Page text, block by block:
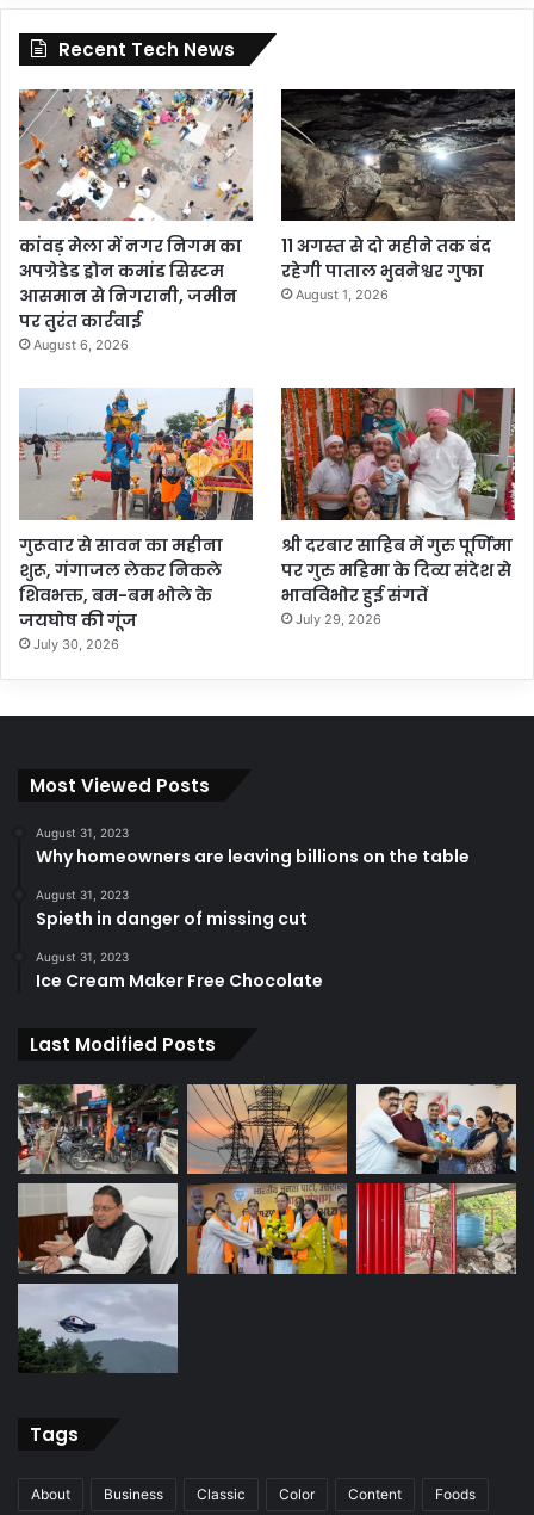
Recent Tech News
कांवड़ मेला में नगर निगम का
अपग्रेडेड ड्रोन कमांड सिस्टम
आसमान से निगरानी, जमीन
पर तुरंत कार्रवाई
August 6, 2026
11 अगस्त से दो महीने तक बंद
रहेगी पाताल भुवनेश्वर गुफा
August 1, 2026
गुरूवार से सावन का महीना
शुरू, गंगाजल लेकर निकले
शिवभक्त, बम-बम भोले के
जयघोष की गूंज
July 30, 2026
श्री दरबार साहिब में गुरु पूर्णिमा
पर गुरु महिमा के दिव्य संदेश से
भावविभोर हुई संगतें
July 29, 2026
Most Viewed Posts
August 31, 2023
Why homeowners are leaving billions on the table
August 31, 2023
Spieth in danger of missing cut
August 31, 2023
Ice Cream Maker Free Chocolate
Last Modified Posts
Tags
About Business Classic Color Content Foods